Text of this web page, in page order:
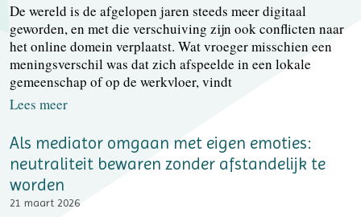
De wereld is de afgelopen jaren steeds meer digitaal
geworden, en met die verschuiving zijn ook conflicten naar
het online domein verplaatst. Wat vroeger misschien een
meningsverschil was dat zich afspeelde in een lokale
gemeenschap of op de werkvloer, vindt
Lees meer
Als mediator omgaan met eigen emoties:
neutraliteit bewaren zonder afstandelijk te
worden
21 maart 2026